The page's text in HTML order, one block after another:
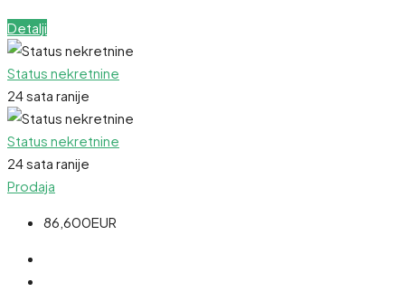
Detalji
Status nekretnine
24 sata ranije
Status nekretnine
24 sata ranije
Prodaja
86,600EUR